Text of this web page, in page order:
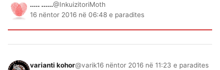
..... ......@InkuizitoriMoth
16 nëntor 2016 në 06:48 e paradites
varianti kohor@varik16 nëntor 2016 në 11:23 e paradites